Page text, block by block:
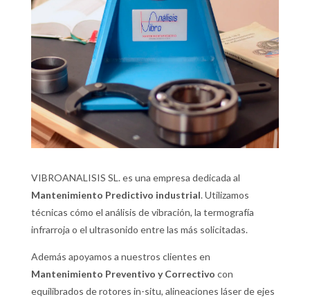
VIBROANALISIS SL. es una empresa dedicada al
Mantenimiento Predictivo industrial. Utilizamos
técnicas cómo el análisis de vibración, la termografía
infrarroja o el ultrasonido entre las más solicitadas.
Además apoyamos a nuestros clientes en
Mantenimiento Preventivo y Correctivo con
equilibrados de rotores in-situ, alineaciones láser de ejes